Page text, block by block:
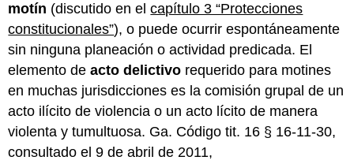
motín (discutido en elcapítulo 3 “Protecciones
constitucionales”), o puede ocurrir espontáneamente
sin ninguna planeación o actividad predicada. El
elemento deacto delictivo requerido para motines
en muchas jurisdicciones es la comisión grupal de un
acto ilícito de violencia o un acto lícito de manera
violenta y tumultuosa. Ga. Código tit. 16 § 16-11-30,
consultado el 9 de abril de 2011,